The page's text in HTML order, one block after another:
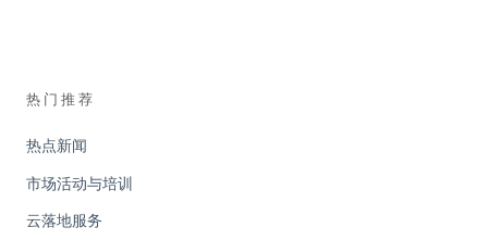
热门推荐
热点新闻
市场活动与培训
云落地服务